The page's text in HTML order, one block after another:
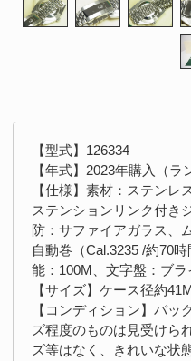
【型式】126334
【年式】2023年購入（ラ
【仕様】素材：ステンレ
ステンションリンク付き
防：サファイアガラス、
自動巻（Cal.3235 /約70
能：100M、文字盤：ブ
【サイズ】ケース径約
【コンディション】バッ
ズ程度のものは見受けら
ズ等はなく、きれいな状